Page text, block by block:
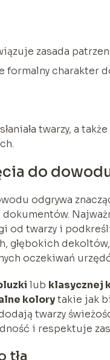
zasada
formalny charakter
twarzy, a
do
odgrywa
od twarzy i
głębokich
oczekiwań
lub klasycznej
kolorytakie jak
twarzy
i respektuje
tła